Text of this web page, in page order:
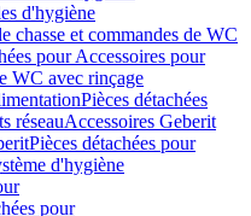
d'hygiène
chasse et commandes de WC
pour Accessoires pour
WC avec rinçage
Pièces détachées
réseauAccessoires Geberit
Pièces détachées pour
d'hygiène
pour